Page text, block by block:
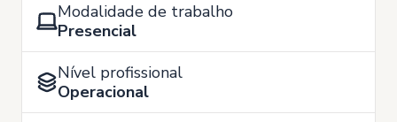
Modalidade de trabalho
Presencial
Nível profissional
Operacional